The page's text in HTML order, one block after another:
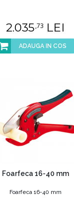
2.035,73 LEI
ADAUGA IN COS
Foarfeca 16-40 mm
Foarfeca 16-40 mm